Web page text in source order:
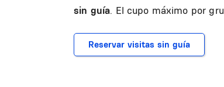
sin guía. El cupo máximo por
Reservar visitas sin guía